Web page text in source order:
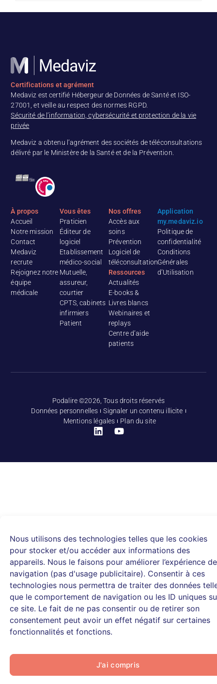
Nous utilisons des technologies telles que les cookies
pour stocker et/ou accéder aux informations des
appareils. Nous le faisons pour améliorer l’expérience de
navigation (pas d'usage publicitaire). Consentir à ces
technologies nous permettra de traiter des données
que le comportement de navigation ou les ID uniques
ce site. Le fait de ne pas consentir ou de retirer son
consentement peut avoir un effet négatif sur certaines
fonctionnalités et fonctions.
J'ai compris
Certifications et agrément
Medaviz est certifié Hébergeur de Données de Santé et ISO-
27001, et veille au respect des normes RGPD.
Sécurité de l’information, cybersécurité et protection de la vie
privée
Medaviz a obtenu l’agrément des sociétés de téléconsultations
délivré par le Ministère de la Santé et de la Prévention.
À propos
Accueil
Notre mission
Contact
Medaviz
recrute
Rejoignez notre
équipe
médicale
Vous êtes
Praticien
Éditeur de
logiciel
Etablissement
médico-social
Mutuelle,
assureur,
courtier
CPTS, cabinets
infirmiers
Patient
Nos offres
Accès aux
soins
Prévention
Logiciel de
téléconsultation
Ressources
Actualités
E-books &
Livres blancs
Webinaires et
replays
Centre d’aide
patients
Application
my.medaviz.io
Politique de
confidentialité
Conditions
Générales
d’Utilisation
Podalire ©2026, Tous droits réservés
Données personnelles
Signaler un contenu illicite
Mentions légales
Plan du site